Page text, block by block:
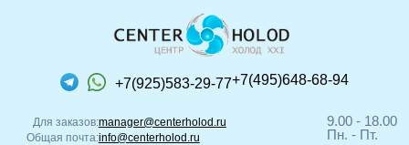
+7(925)583-29-77+7(495)648-68-94
Для заказов:manager@centerholod.ru
Общая почта:info@centerholod.ru
9.00 - 18.00
Пн. - Пт.